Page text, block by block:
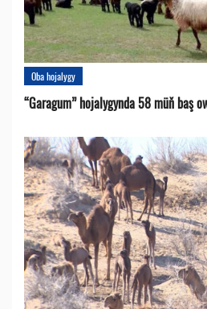
Oba hojalygy
“Garagum” hojalygynda 58 müň baş